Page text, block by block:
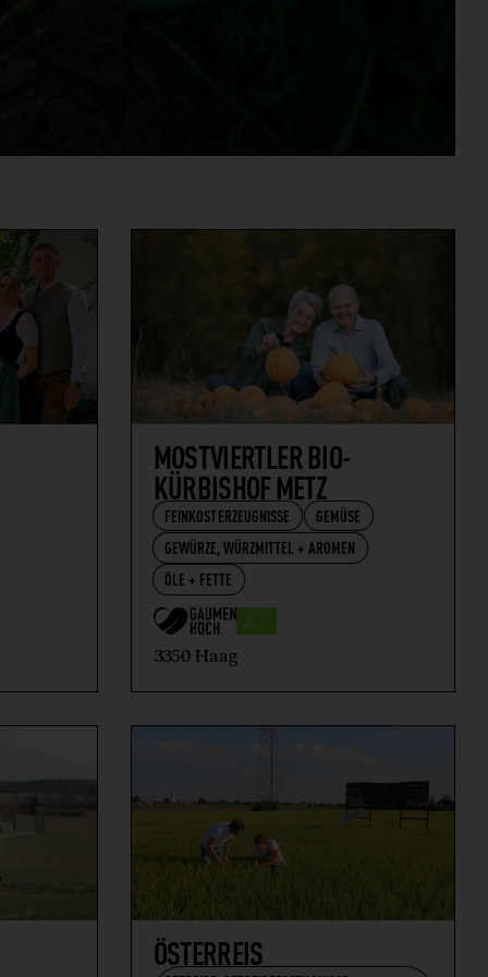
MOSTVIERTLER BIO-
KÜRBISHOF METZ
FEINKOSTERZEUGNISSE
GEMÜSE
GEWÜRZE, WÜRZMITTEL + AROMEN
ÖLE + FETTE
3350 Haag
ÖSTERREIS